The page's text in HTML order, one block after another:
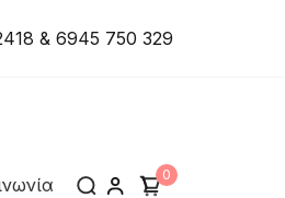
& 6945 750 329
0